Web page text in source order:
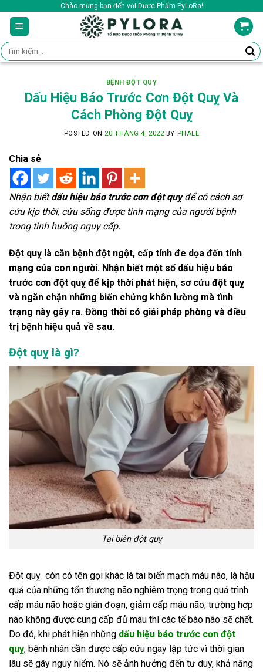
content
Chào mừng bạn đến với Dược Phẩm PyLoRa!
Tìm
kiếm:
BỆNH ĐỘT QUỴ
Dấu Hiệu Báo Trước Cơn Đột Quỵ Và
Cách Phòng Đột Quỵ
POSTED ON 20 THÁNG 4, 2022BY PHALE
Chia sẻ
Nhận biếtdấu hiệu báo trước cơn đột quỵđể có cách sơ
cứu kịp thời, cứu sống được tính mạng của người bệnh
trong tình huống nguy cấp.
Đột quỵ là căn bệnh đột ngột, cấp tính đe dọa đến tính
mạng của con người. Nhận biết một số dấu hiệu báo
trước cơn đột quỵ để kịp thời phát hiện, sơ cứu đột quỵ
và ngăn chặn những biến chứng khôn lường mà tình
trạng này gây ra. Đồng thời có giải pháp phòng và điều
trị bệnh hiệu quả về sau.
Đột quỵ là gì?
Tai biên đột quỵ
Đột quỵ còn có tên gọi khác là tai biến mạch máu não, là hậu
quả của những tổn thương não nghiêm trọng trong quá trình
cấp máu não hoặc gián đoạn, giảm cấp máu não, trường hợp
não không được cung cấp đủ máu thì các tế bào não sẽ chết.
Do đó, khi phát hiện những dấu hiệu báo trước cơn đột
quỵ, bệnh nhân cần được cấp cứu ngay lập tức vì thời gian
lâu sẽ gây nguy hiểm. Nó sẽ ảnh hưởng đến tư duy, khả năng